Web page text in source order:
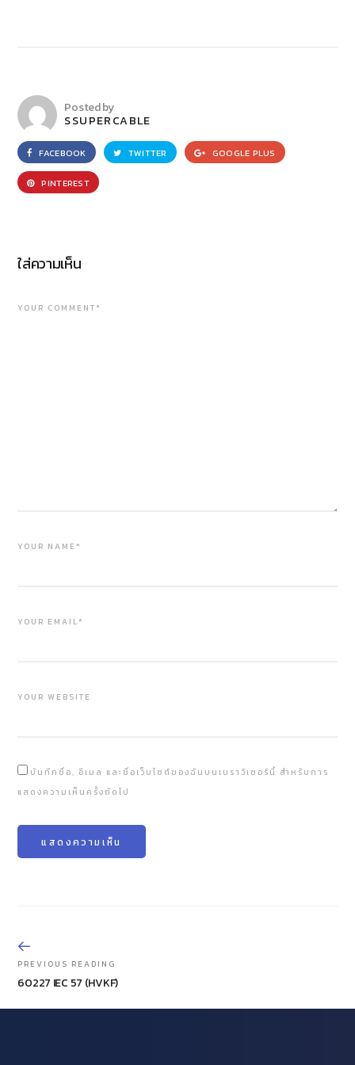
Posted by
SSUPERCABLE
FACEBOOK TWITTER GOOGLE PLUS
PINTEREST
ใส่ความเห็น
YOUR COMMENT*
YOUR NAME*
YOUR EMAIL*
YOUR WEBSITE
บันทึกชื่อ, อีเมล และชื่อเว็บไซต์ของฉันบนเบราว์เซอร์นี้ สำหรับการ
แสดงความเห็นครั้งถัดไป
PREVIOUS READING
60227 IEC 57 (HVKF)